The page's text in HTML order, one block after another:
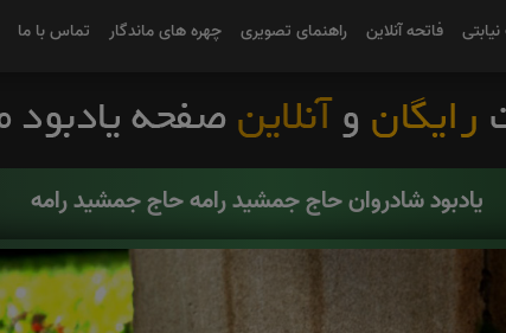
فاتحه آنلاین راهنمای تصویری چهره های ماندگار تماس با ما
یادبود شادروان حاج جمشید رامه حاج جمشید رامه